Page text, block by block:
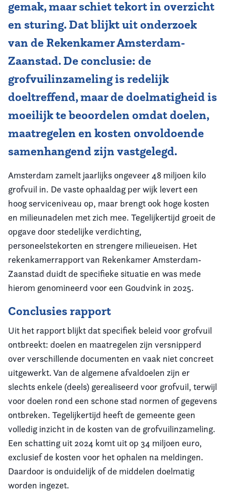
gemak, maar schiet tekort in overzicht
en sturing. Dat blijkt uit onderzoek
van de Rekenkamer Amsterdam-
Zaanstad. De conclusie: de
grofvuilinzameling is redelijk
doeltreffend, maar de doelmatigheid is
moeilijk te beoordelen omdat doelen,
maatregelen en kosten onvoldoende
samenhangend zijn vastgelegd.
Amsterdam zamelt jaarlijks ongeveer 48 miljoen kilo
grofvuil in. De vaste ophaaldag per wijk levert een
hoog serviceniveau op, maar brengt ook hoge kosten
en milieunadelen met zich mee. Tegelijkertijd groeit de
opgave door stedelijke verdichting,
personeelstekorten en strengere milieueisen. Het
rekenkamerrapport van Rekenkamer Amsterdam-
Zaanstad duidt de specifieke situatie en was mede
hierom genomineerd voor een Goudvink in 2025.
Conclusies rapport
Uit het rapport blijkt dat specifiek beleid voor grofvuil
ontbreekt: doelen en maatregelen zijn versnipperd
over verschillende documenten en vaak niet concreet
uitgewerkt. Van de algemene afvaldoelen zijn er
slechts enkele (deels) gerealiseerd voor grofvuil, terwijl
voor doelen rond een schone stad normen of gegevens
ontbreken. Tegelijkertijd heeft de gemeente geen
volledig inzicht in de kosten van de grofvuilinzameling.
Een schatting uit 2024 komt uit op 34 miljoen euro,
exclusief de kosten voor het ophalen na meldingen.
Daardoor is onduidelijk of de middelen doelmatig
worden ingezet.